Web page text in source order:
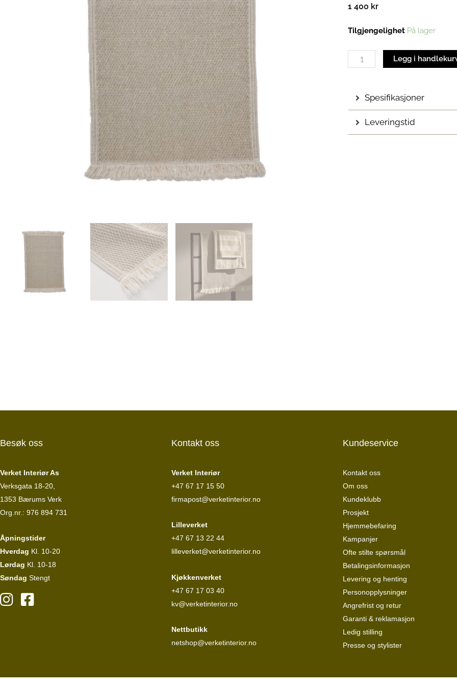
1 400 kr
Tilgjengelighet På lager
Ellie
60x100
cm
Legg i
Spesifikasjoner
Leveringstid
Besøk oss
Verket Interiør As
Verksgata 18-20,
1353 Bærums Verk
Org.nr.: 976 894 731
Åpningstider
Hverdag Kl. 10-20
Lørdag Kl. 10-18
Søndag Stengt
Kontakt oss
Verket Interiør
+47 67 17 15 50
firmapost@verketinterior.no
Lilleverket
+47 67 13 22 44
lilleverket@verketinterior.no
Kjøkkenverket
+47 67 17 03 40
kv@verketinterior.no
Nettbutikk
netshop@verketinterior.no
Kundeservice
Kontakt oss
Om oss
Kundeklubb
Prosjekt
Hjemmebefaring
Kampanjer
Ofte stilte spørsmål
Betalingsinformasjon
Levering og henting
Personopplysninger
Angrefrist og retur
Garanti & reklamasjon
Ledig stilling
Presse og stylister